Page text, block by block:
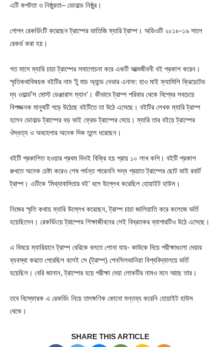
এটি কপটতা ও নিষ্ঠুরতা– ডোনাল্ড নিষ্ঠুর।
গোপন রেকর্ডিংটি করেছেন ট্রাম্পের ভাতিজি ম্যারি ট্রাম্প। অডিওটি ২০১৮-১৯ সালে
রেকর্ড করা হয়।
গত মাসে ম্যারি চাচা ট্রাম্পের সমালোচনা করে একটি আত্মজীবনী বই প্রকাশ করেন।
স্মৃতিকথাবিষয়ক বইটির নাম ‘টু মাচ অ্যান্ড নেভার এনাফ: হাও মাই ফ্যামিলি ক্রিয়েটেড
দ্য ওয়ার্ল্ড’স মোস্ট ডেঞ্জারাস ম্যান’। কীভাবে ট্রাম্প পরিবার থেকে বিশ্বের সবচেয়ে
বিপজ্জনক মানুষটি গড়ে উঠেছে বইটিতে তা উঠে এসেছে। বইটির লেখক ম্যারি ট্রাম্প
হলেন ডোনাল্ড ট্রাম্পের বড় ভাই ফ্রেড ট্রাম্পের মেয়ে। ম্যারি তার বইয়ে ট্রাম্পের
ঔদ্ধত্য ও অবহেলার অনেক দিক তুলে ধরেছেন।
বইটি প্রকাশিত হওয়ার প্রথম দিনই বিক্রি হয় প্রায় ১০ লাখ কপি। বইটি প্রকাশ
রুখতে অনেক চেষ্টা করেও শেষ পর্যন্ত পারেননি সদ্য প্রয়াত ট্রাম্পের ছোট ভাই রবার্ট
ট্রাম্প। এটিকে ‘মিথ্যাবাদিতার বই’ বলে উল্লেখ করেছিল হোয়াইট হাউস।
নিজের স্মৃতি কথায় ম্যারি উল্লেখ করেছেন, ট্রাম্প চাচা জালিয়াতি করে কলেজে ভর্তি
হয়েছিলেন। রেকর্ডিংয়ে ট্রাম্পের শিক্ষাজীবনের সেই বিব্রতকর ব্যাপারটিও উঠে এসেছে।
এ বিষয়ে ম্যারিয়ানে ট্রাম্প বেরিকে বলতে শোনা যায়- কাউকে দিয়ে পরীক্ষাগুলো দেয়ার
ব্যবস্থা করতে পেরেছিল বলেই সে (ট্রাম্প) পেনসিলভানিয়া বিশ্ববিদ্যালয়ে ভর্তি
হয়েছিল। বেরি জানান, ট্রাম্পের হয়ে পরীক্ষা দেয়া লোকটির নামও মনে আছে তার।
তবে বিস্ফোরক এ রেকর্ডিং নিয়ে তাৎক্ষণিক কোনো মন্তব্য করেনি হোয়াইট হাউস
থেকে।
SHARE THIS ARTICLE